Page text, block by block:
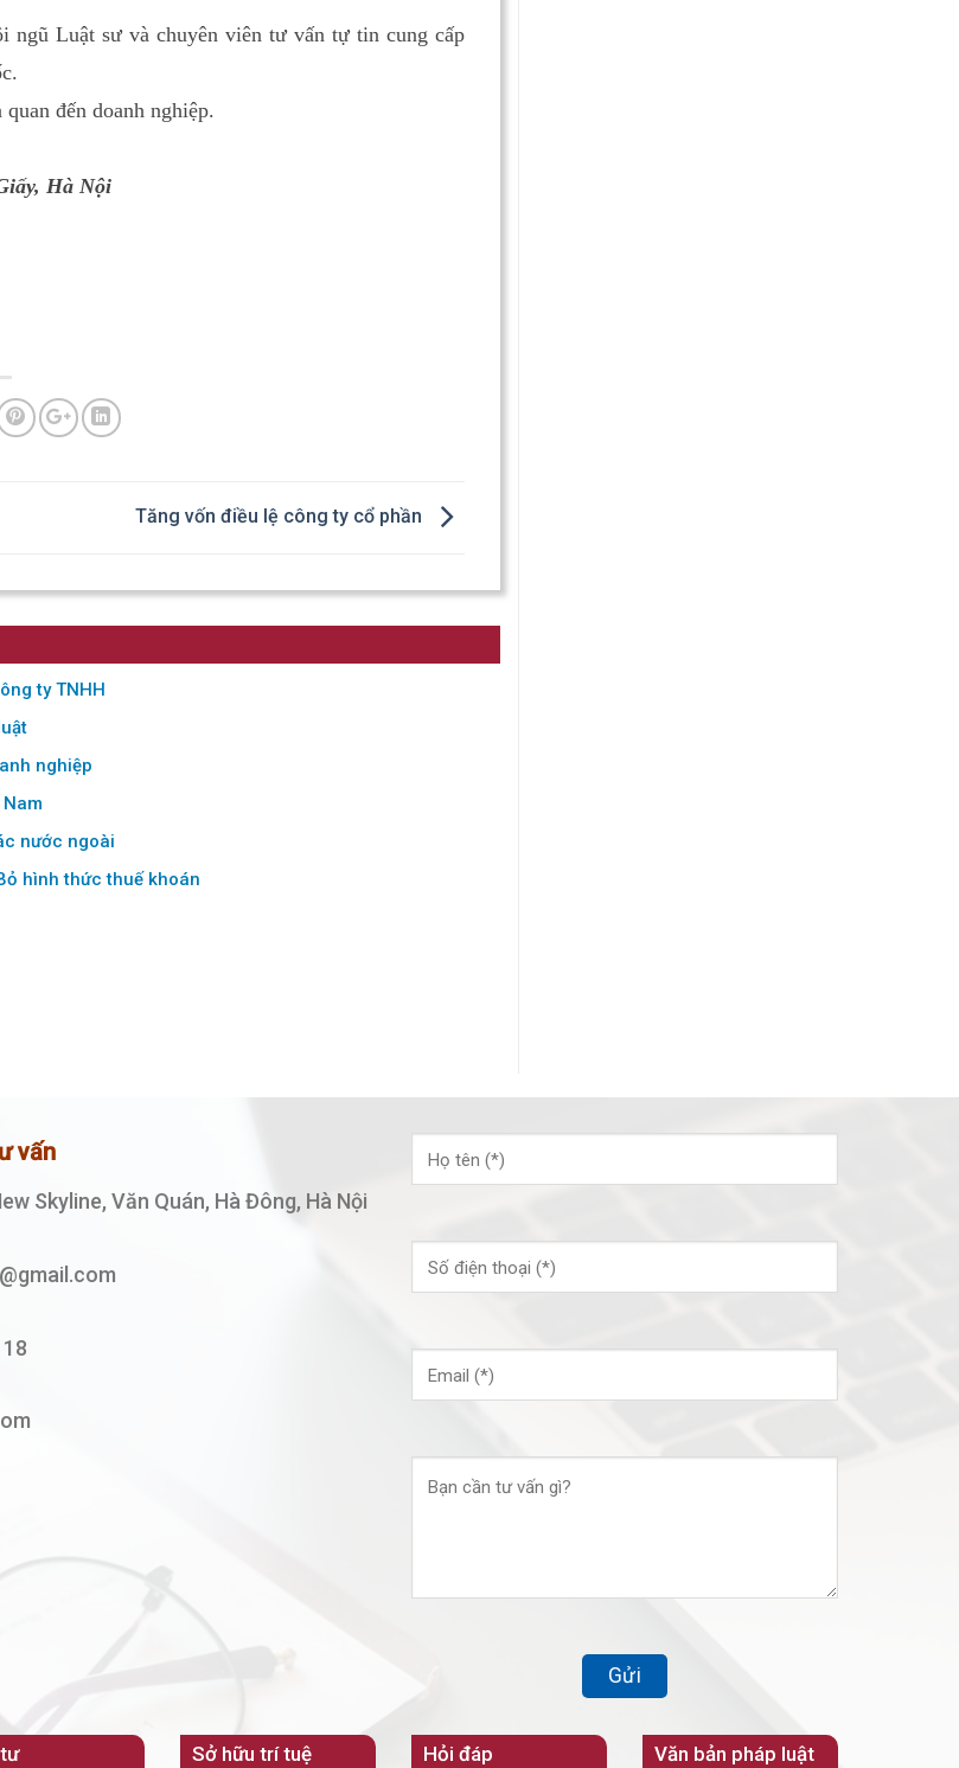
Luật sư và chuyên viên tư vấn tự tin cung cấp
đến doanh nghiệp.
Hà Nội
Tăng vốn điều lệ công ty cổ phần
ty TNHH
nghiệp
nước ngoài
hình thức thuế khoán
vấn
Skyline, Văn Quán, Hà Đông, Hà Nội
Sở hữu trí tuệ Hỏi đáp Văn bản pháp luật